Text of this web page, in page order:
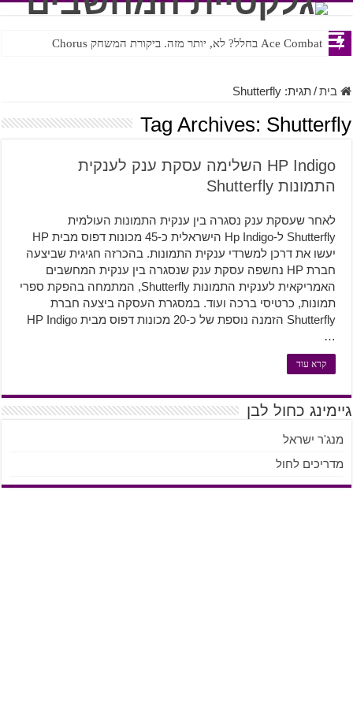
Ace Combat בחלל? לא, יותר מזה. ביקורת המשחק Chorus
Steven Universe והשירים שתורגמו בצורה נוראית לעברית
בית/תגית:Shutterfly
Tag Archives: Shutterfly
HP Indigo השלימה עסקת ענק לענקית
התמונות Shutterfly
לאחר שעסקת ענק נסגרה בין ענקית התמונות העולמית
Shutterfly ל-Hp Indigo הישראלית כ-45 מכונות דפוס מבית HP
יעשו את דרכן למשרדי ענקית התמונות. בהכרזה חגיגית שביצעה
חברת HP נחשפה עסקת ענק שנסגרה בין ענקית המחשבים
האמריקאית לענקית התמונות Shutterfly, המתמחה בהפקת ספרי
תמונות, כרטיסי ברכה ועוד. במסגרת העסקה ביצעה חברת
Shutterfly הזמנה נוספת של כ-20 מכונות דפוס מבית HP Indigo
…
קרא עוד
גיימינג כחול לבן
מנג'ר ישראל
מדריכים לחול